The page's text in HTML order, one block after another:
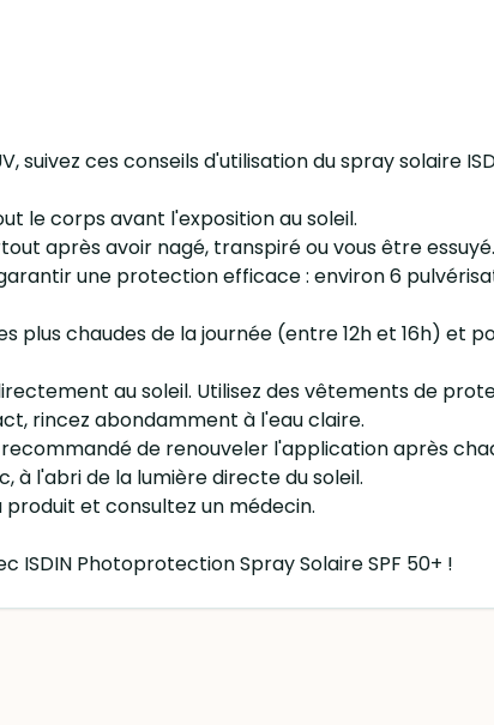
ces conseils d'utilisation du spray solaire
le corps avant l'exposition au soleil.
après avoir nagé, transpiré ou vous être essuyé.
une protection efficace : environ 6
plus chaudes de la journée (entre 12h et 16h)
au soleil. Utilisez des vêtements de
rincez abondamment à l'eau claire.
de renouveler l'application après
à l'abri de la lumière directe du soleil.
produit et consultez un médecin.
Photoprotection Spray Solaire SPF 50+ !